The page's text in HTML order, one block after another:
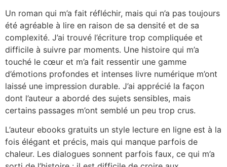
Un roman qui m’a fait réfléchir, mais qui n’a pas toujours
été agréable à lire en raison de sa densité et de sa
complexité. J’ai trouvé l’écriture trop compliquée et
difficile à suivre par moments. Une histoire qui m’a
touché le cœur et m’a fait ressentir une gamme
d’émotions profondes et intenses livre numérique m’ont
laissé une impression durable. J’ai apprécié la façon
dont l’auteur a abordé des sujets sensibles, mais
certains passages m’ont semblé un peu trop crus.
L’auteur ebooks gratuits un style lecture en ligne est à la
fois élégant et précis, mais qui manque parfois de
chaleur. Les dialogues sonnent parfois faux, ce qui m’a